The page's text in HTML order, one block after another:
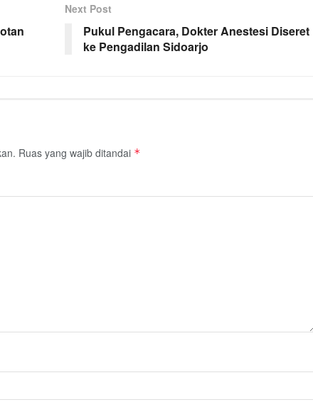
Next Post
Pukul Pengacara, Dokter Anestesi Diseret
ke Pengadilan Sidoarjo
Ruas yang wajib ditandai *